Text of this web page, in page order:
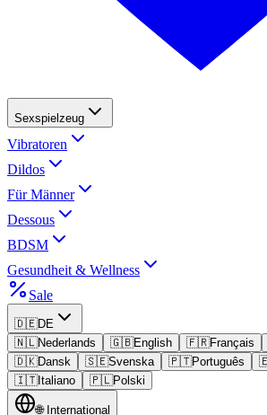
Sexspielzeug
Vibratoren
Dildos
Für Männer
Dessous
BDSM
Gesundheit & Wellness
Sale
🇩🇪DE
🇳🇱Nederlands 🇬🇧English 🇫🇷Français
🇩🇰Dansk 🇸🇪Svenska 🇵🇹Português
🇮🇹Italiano 🇵🇱Polski
🌐 International